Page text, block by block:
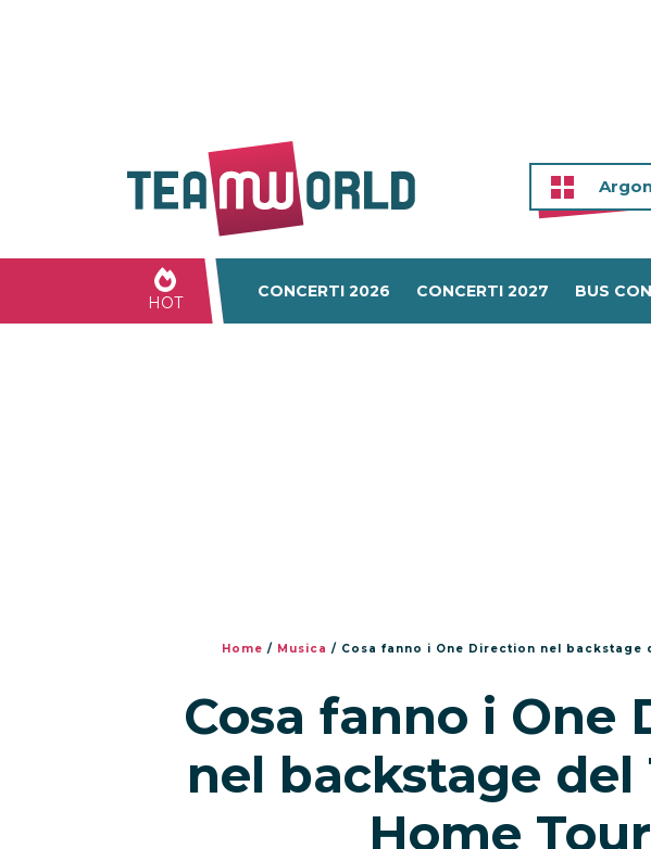
HOT
CONCERTI 2026 CONCERTI 2027 BUS
Home / Musica / Cosa fanno i One Direction nel backstage
Cosa fanno i One
nel backstage del
Home